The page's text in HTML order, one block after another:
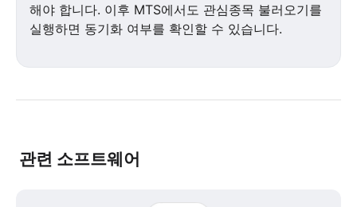
해야 합니다. 이후 MTS에서도 관심종목 불러오기를
실행하면 동기화 여부를 확인할 수 있습니다.
관련 소프트웨어